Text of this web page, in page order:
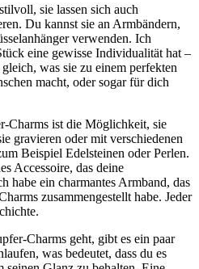
sie⁤ lassen sich auch
Du kannst sie an Armbändern,
verwenden. Ich
eine gewisse Individualität⁢ hat –
⁤was sie zu einem ‍perfekten
macht, oder sogar für dich
Charms ist die⁣ Möglichkeit, sie
gravieren oder ⁢mit verschiedenen
Beispiel⁢ Edelsteinen oder Perlen.
Accessoire, ​das deine⁤
habe ein charmantes Armband, das
zusammengestellt habe. Jeder
Charms geht, gibt es ein paar
was bedeutet, dass du es